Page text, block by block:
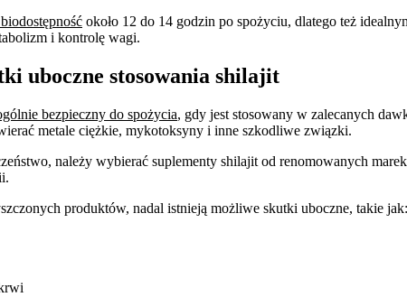
około 12 do 14 godzin po spożyciu, dlatego też
i kontrolę wagi.
uboczne stosowania shilajit
bezpieczny do spożycia, gdy jest stosowany w zalecanych
metale ciężkie, mykotoksyny i inne szkodliwe związki.
należy wybierać suplementy shilajit od renomowanych
produktów, nadal istnieją możliwe skutki uboczne, takie jak: